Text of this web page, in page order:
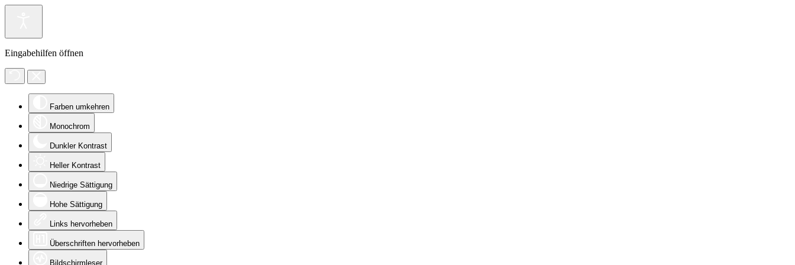
Eingabehilfen öffnen
Farben umkehren
Monochrom
Dunkler Kontrast
Heller Kontrast
Niedrige Sättigung
Hohe Sättigung
Links hervorheben
Überschriften hervorheben
Bildschirmleser